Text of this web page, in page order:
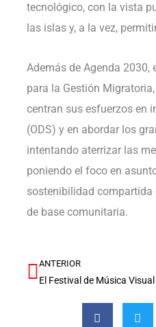
tecnológico, con la vista
las islas y, a la vez,
Además de Agenda 2030,
para la Gestión
centran sus esfuerzos en
(ODS) y en abordar los
intentando aterrizar las
poniendo el foco en
sostenibilidad
de base comunitaria.
Ant
ANTERIOR